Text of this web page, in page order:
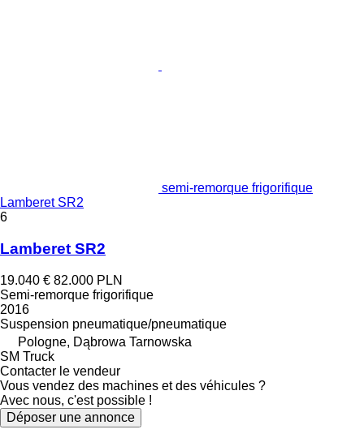
semi-remorque frigorifique
Lamberet SR2
6
Lamberet SR2
19.040 € 82.000 PLN
Semi-remorque frigorifique
2016
Suspension pneumatique/pneumatique
Pologne, Dąbrowa Tarnowska
SM Truck
Contacter le vendeur
Vous vendez des machines et des véhicules ?
Avec nous, c'est possible !
Déposer une annonce